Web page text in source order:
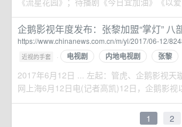
企鹅影视年度发布：张黎加盟“掌灯”
https://www.chinanews.com.cn/m/yl/2017/06-12/
近视的手套 · 电视剧 内地电视剧 张黎
2017年6月12日 ... 左起：管虎、企鹅影视天
网上海6月12日电(记者高凯)12日，企鹅影视
1 2